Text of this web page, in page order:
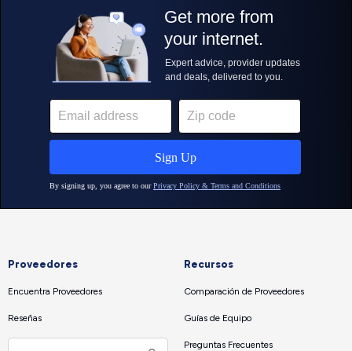
Proveedores
Encuentra Proveedores
Reseñas
Recursos
Comparación de Proveedores
Guías de Equipo
Preguntas Frecuentes